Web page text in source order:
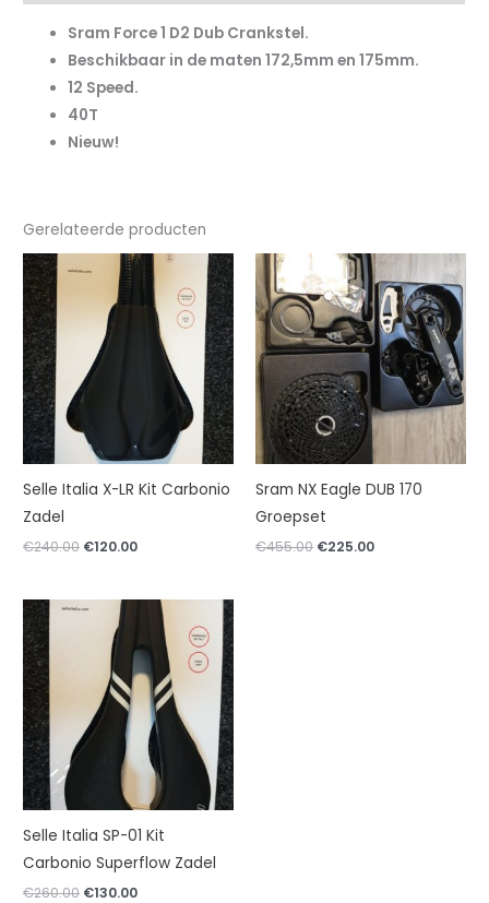
Sram Force 1 D2 Dub Crankstel.
Beschikbaar in de maten 172,5mm en 175mm.
12 Speed.
40T
Nieuw!
Gerelateerde producten
Selle Italia X-LR Kit Carbonio
Zadel
€240.00 Oorspronkelijke
€240.00.
€120.00Huidige
€120.00.
Sram NX Eagle DUB 170
Groepset
€455.00 Oorspronkelijke
€225.00Huidige
Selle Italia SP-01 Kit
Carbonio Superflow Zadel
€260.00 Oorspronkelijke
€130.00Huidige